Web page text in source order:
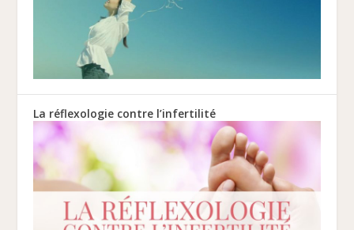
La réflexologie contre l’infertilité